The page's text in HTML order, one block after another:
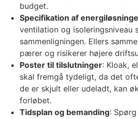
budget.
Specifikation af
ventilation og isoleringsniveau
sammenligningen. Ellers
pærer og risikerer højere
Poster til tilslutninger: Kloak,
skal fremgå tydeligt, da det
de er skjult eller udeladt, kan
forløbet.
Tidsplan og bemanding: